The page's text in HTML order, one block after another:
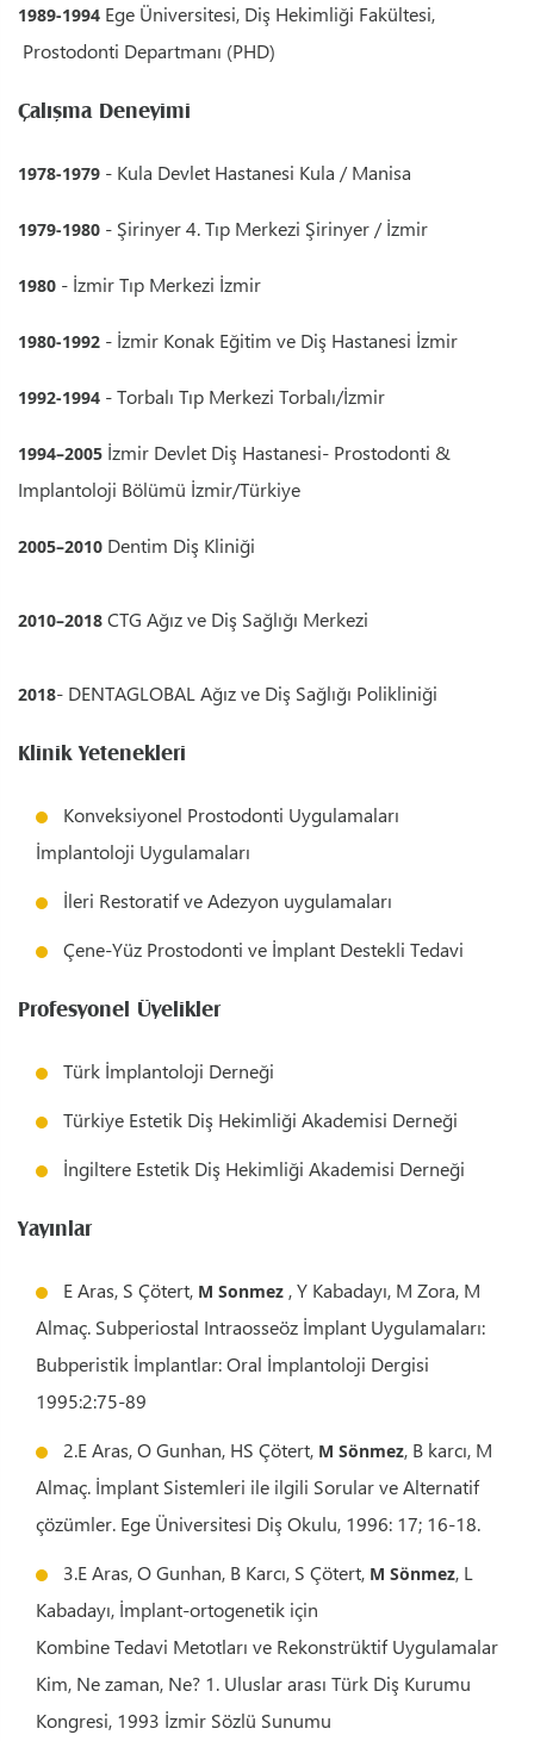
1989-1994 Ege Üniversitesi, Diş Hekimliği Fakültesi,
Prostodonti Departmanı (PHD)
Çalışma Deneyimi
1978-1979 - Kula Devlet Hastanesi Kula / Manisa
1979-1980 - Şirinyer 4. Tıp Merkezi Şirinyer / İzmir
1980 - İzmir Tıp Merkezi İzmir
1980-1992 - İzmir Konak Eğitim ve Diş Hastanesi İzmir
1992-1994 - Torbalı Tıp Merkezi Torbalı/İzmir
1994–2005 İzmir Devlet Diş Hastanesi- Prostodonti &
Implantoloji Bölümü İzmir/Türkiye
2005–2010 Dentim Diş Kliniği
2010–2018 CTG Ağız ve Diş Sağlığı Merkezi
2018- DENTAGLOBAL Ağız ve Diş Sağlığı Polikliniği
Klinik Yetenekleri
Konveksiyonel Prostodonti Uygulamaları
İmplantoloji Uygulamaları
İleri Restoratif ve Adezyon uygulamaları
Çene-Yüz Prostodonti ve İmplant Destekli Tedavi
Profesyonel Üyelikler
Türk İmplantoloji Derneği
Türkiye Estetik Diş Hekimliği Akademisi Derneği
İngiltere Estetik Diş Hekimliği Akademisi Derneği
Yayınlar
E Aras, S Çötert, M Sonmez , Y Kabadayı, M Zora, M
Almaç. Subperiostal Intraosseöz İmplant Uygulamaları:
Bubperistik İmplantlar: Oral İmplantoloji Dergisi
1995:2:75-89
2.E Aras, O Gunhan, HS Çötert, M Sönmez, B karcı, M
Almaç. İmplant Sistemleri ile ilgili Sorular ve Alternatif
çözümler. Ege Üniversitesi Diş Okulu, 1996: 17; 16-18.
3.E Aras, O Gunhan, B Karcı, S Çötert, M Sönmez, L
Kabadayı, İmplant-ortogenetik için
Kombine Tedavi Metotları ve Rekonstrüktif Uygulamalar
Kim, Ne zaman, Ne? 1. Uluslar arası Türk Diş Kurumu
Kongresi, 1993 İzmir Sözlü Sunumu